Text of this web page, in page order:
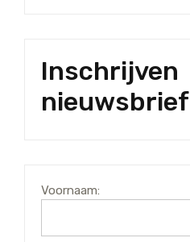
Inschrijven
nieuwsbrief
Voornaam: